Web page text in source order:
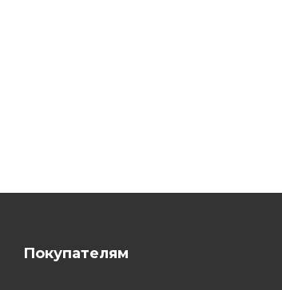
Покупателям